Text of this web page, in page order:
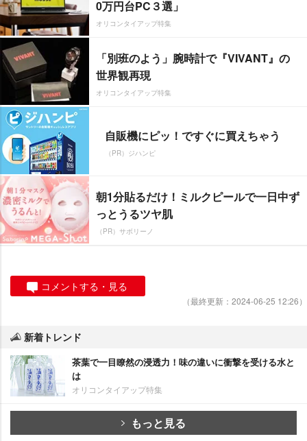
0万円台PC３選」
オリコンタイアップ特集
「別班のよう」腕時計で『VIVANT』の
世界観再現
オリコンタイアップ特集
自販機にピッ！ですぐに買えちゃう
（PR）ジハンピ
朝1分貼るだけ！ミルクピールで一日中ず
っとうるツヤ肌
（PR）サボリーノ
コメントする・見る
（最終更新：2024-06-25 12:26）
新着トレンド
茶葉で一目瞭然の浸透力！味の違いに衝撃を受ける水と
は
オリコンタイアップ特集
もっと見る